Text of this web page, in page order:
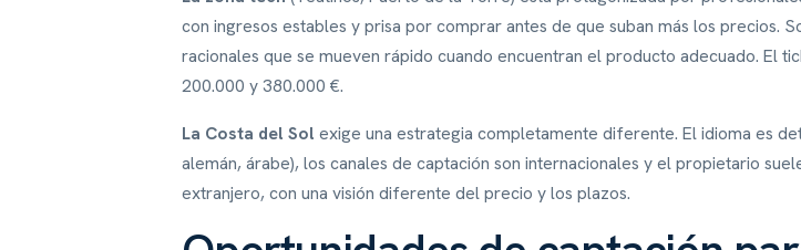
con ingresos estables y prisa por comprar antes de que suban más los precios.
racionales que se mueven rápido cuando encuentran el producto adecuado. El
200.000 y 380.000 €.
La Costa del Sol exige una estrategia completamente diferente. El idioma es
alemán, árabe), los canales de captación son internacionales y el propietario
extranjero, con una visión diferente del precio y los plazos.